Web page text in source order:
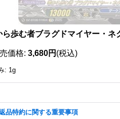
ら歩む者ブラグドマイヤー・ネ
価格: 3,680円 (税込)
: 1g
品特約に関する重要事項